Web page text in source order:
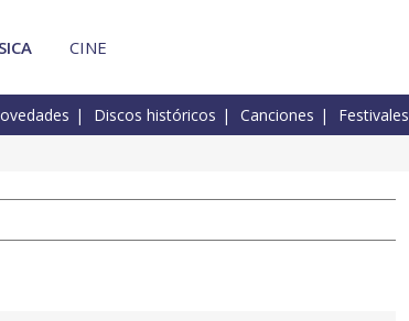
CINE
Discos históricos Canciones Festivales